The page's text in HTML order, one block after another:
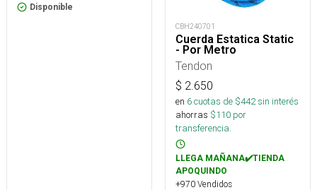
Disponible
CBH240701
Cuerda Estatica Static
- Por Metro
Tendon
$ 2.650
en 6cuotas de $442sin interés
ahorras $110 por
transferencia.
LLEGA MAÑANA✔️TIENDA
APOQUINDO
+970 Vendidos